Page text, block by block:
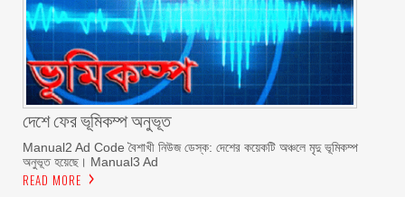
দেশে ফের ভূমিকম্প অনুভূত
Manual2 Ad Code বৈশাখী নিউজ ডেস্ক: দেশের কয়েকটি অঞ্চলে মৃদু ভূমিকম্প
অনুভূত হয়েছে। Manual3 Ad
READ MORE